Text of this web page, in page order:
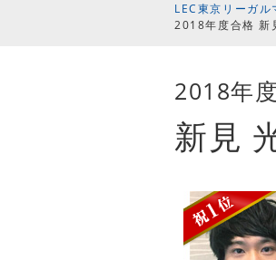
LEC東京リーガル
2018年度合格 新
2018年
新見